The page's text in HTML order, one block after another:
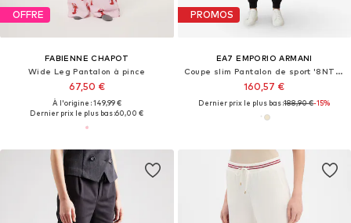
OFFRE
FABIENNE CHAPOT
Wide Leg Pantalon à pince
67,50 €
À l'origine : 149,99 €
Dernier prix le plus bas :60,00 €
PROMOS
EA7 EMPORIO ARMANI
Coupe slim Pantalon de sport '8NTV51 TJ9RZ'
160,57 €
Dernier prix le plus bas :188,90 €-15%